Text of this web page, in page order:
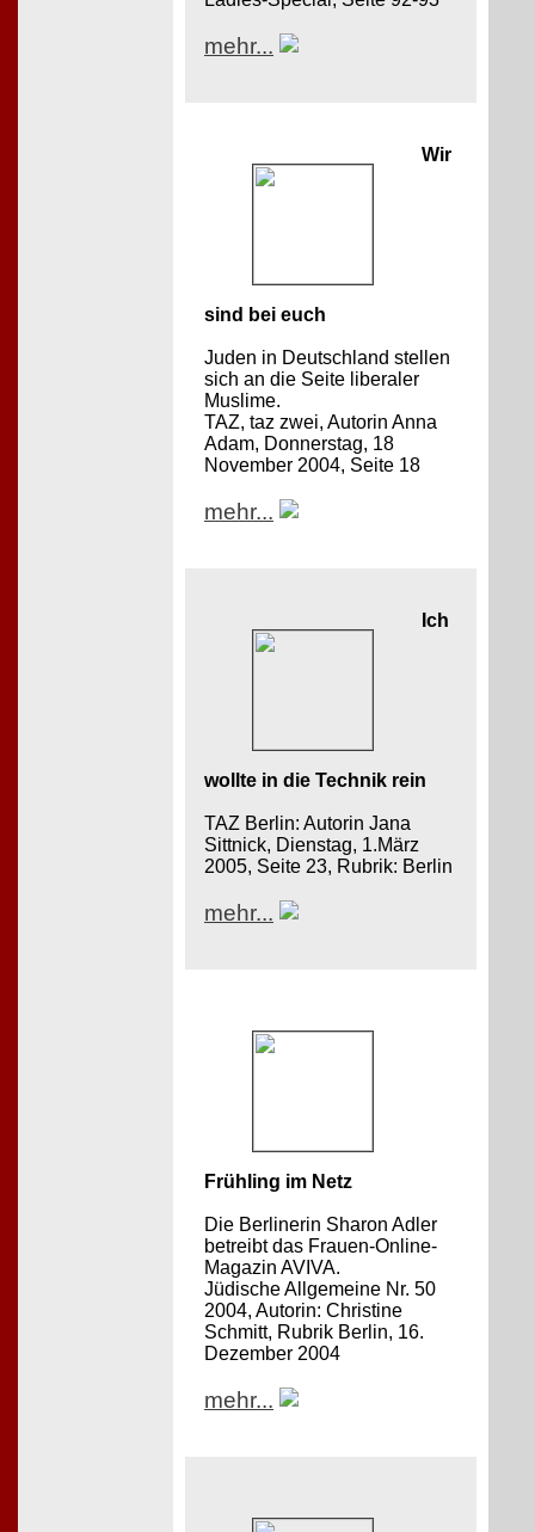
mehr...
Wir
sind bei euch
Juden in Deutschland stellen
sich an die Seite liberaler
Muslime.
TAZ, taz zwei, Autorin Anna
Adam, Donnerstag, 18
November 2004, Seite 18
mehr...
Ich
wollte in die Technik rein
TAZ Berlin: Autorin Jana
Sittnick, Dienstag, 1.März
2005, Seite 23, Rubrik: Berlin
mehr...
Frühling im Netz
Die Berlinerin Sharon Adler
betreibt das Frauen-Online-
Magazin AVIVA.
Jüdische Allgemeine Nr. 50
2004, Autorin: Christine
Schmitt, Rubrik Berlin, 16.
Dezember 2004
mehr...